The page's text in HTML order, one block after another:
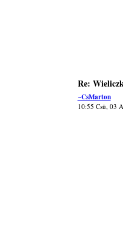
Re:
~CsMarton
10:55 Csü, 03